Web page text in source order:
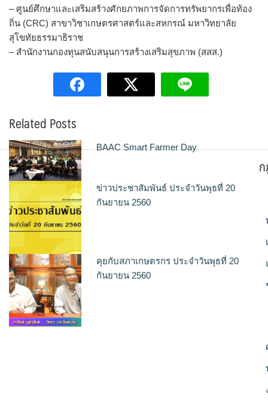
– ศูนย์ศึกษาและเสริมสร้างศักยภาพการจัดการทรัพยากรเพื่อท้อง
ถิ่น (CRC) สาขาวิชาเกษตรศาสตร์และสหกรณ์ มหาวิทยาลัย
สุโขทัยธรรมาธิราช
– สำนักงานกองทุนสนับสนุนการสร้างเสริมสุขภาพ (สสส.)
Related Posts
BAAC Smart Farmer Day
ข่าวประชาสัมพันธ์ ประจำวันพุธที่ 20
กันยายน 2560
คุยกับสภาเกษตรกร ประจำวันพุธที่ 20
กันยายน 2560